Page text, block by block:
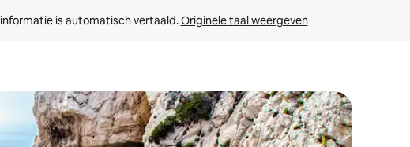
is automatisch vertaald. Originele taal weergeven